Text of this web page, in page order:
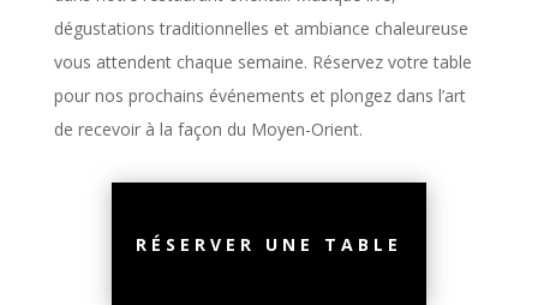
dégustations traditionnelles et ambiance chaleureuse
vous attendent chaque semaine. Réservez votre table
pour nos prochains événements et plongez dans l’art
de recevoir à la façon du Moyen-Orient.
RÉSERVER UNE TABLE